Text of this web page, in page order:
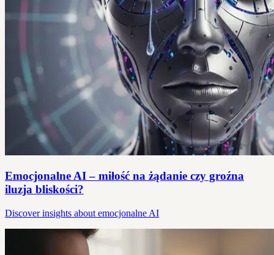
Emocjonalne AI – miłość na żądanie czy groźna
iluzja bliskości?
Discover insights about emocjonalne AI